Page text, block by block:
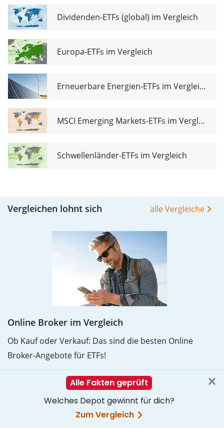
Dividenden-ETFs (global) im Vergleich
Europa-ETFs im Vergleich
Erneuerbare Energien-ETFs im Vergleich
MSCI Emerging Markets-ETFs im Vergleich
Schwellenländer-ETFs im Vergleich
Vergleichen lohnt sich alle Vergleiche
Online Broker im Vergleich
Ob Kauf oder Verkauf: Das sind die besten Online
Broker-Angebote für ETFs!
Mehr erfahren
Interessante Artikel